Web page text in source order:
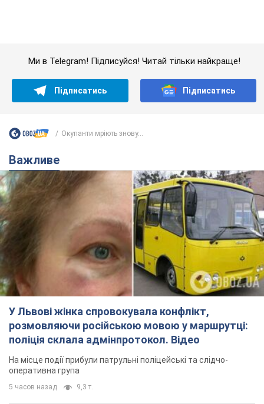
У Львові жінка спровокувала конфлікт,
розмовляючи російською мовою у маршрутці:
поліція склала адмінпротокол. Відео
На місце події прибули патрульні поліцейські та слідчо-
оперативна група
9,3 т.
"Воюють, бо дурні": у Чернівцях
водій автобуса зневажив
українських військових і поплатився.
Відео
та образ військових